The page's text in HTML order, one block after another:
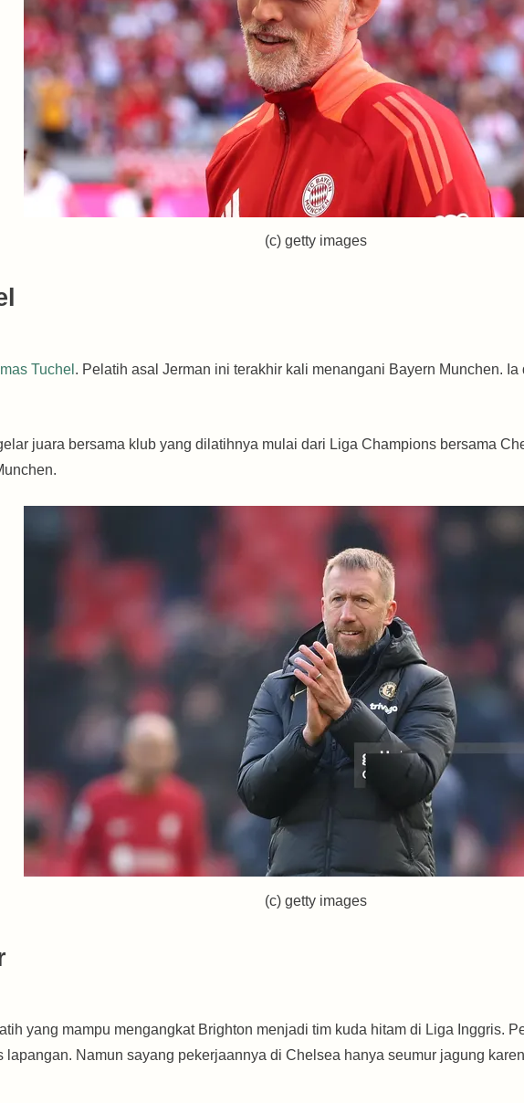
(c) getty images
Tuchel . Pelatih asal Jerman ini terakhir kali menangani Bayern Munchen.
juara bersama klub yang dilatihnya mulai dari Liga Champions bersama
(c) getty images
yang mampu mengangkat Brighton menjadi tim kuda hitam di Liga Inggris.
lapangan. Namun sayang pekerjaannya di Chelsea hanya seumur jagung